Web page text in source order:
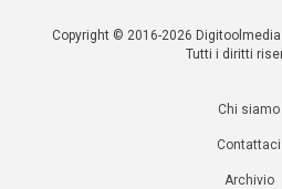
Copyright © 2016-2026 Digitoolmedia
Tutti i diritti
Chi siamo
Contattaci
Archivio